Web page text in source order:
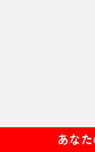
あな